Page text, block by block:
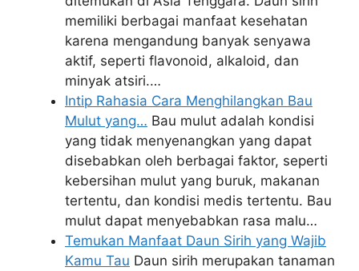
memiliki berbagai manfaat kesehatan
karena mengandung banyak senyawa
aktif, seperti flavonoid, alkaloid, dan
minyak atsiri.…
Intip Rahasia Cara Menghilangkan Bau
Mulut yang… Bau mulut adalah kondisi
yang tidak menyenangkan yang dapat
disebabkan oleh berbagai faktor, seperti
kebersihan mulut yang buruk, makanan
tertentu, dan kondisi medis tertentu. Bau
mulut dapat menyebabkan rasa malu…
Temukan Manfaat Daun Sirih yang Wajib
Kamu Tau Daun sirih merupakan tanaman